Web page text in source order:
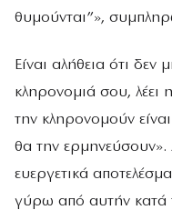
θυμούνται”»,
Είναι αλήθεια ότι δεν
κληρονομιά σου, λέει
την κληρονομούν
θα την ερμηνεύσουν».
ευεργετικά
γύρω από αυτήν κατά